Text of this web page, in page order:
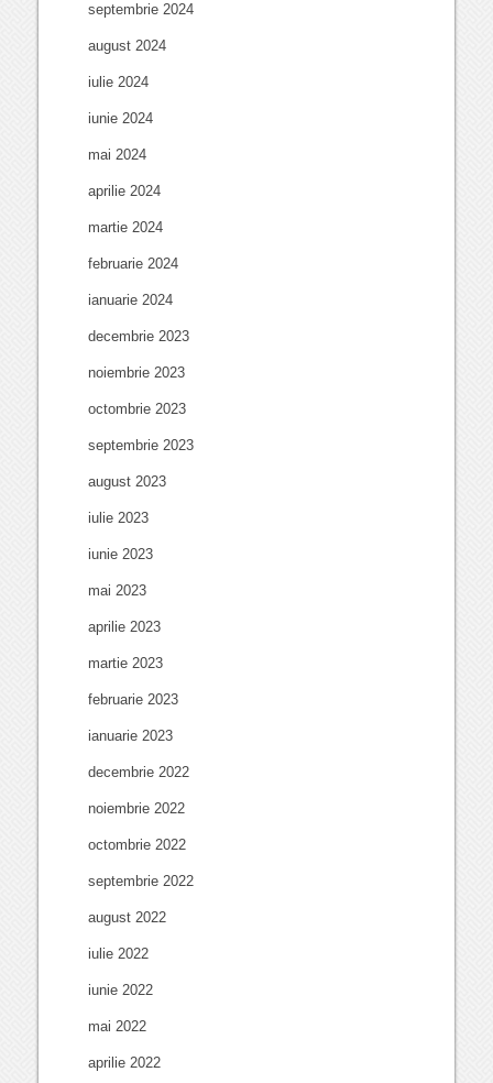
septembrie 2024
august 2024
iulie 2024
iunie 2024
mai 2024
aprilie 2024
martie 2024
februarie 2024
ianuarie 2024
decembrie 2023
noiembrie 2023
octombrie 2023
septembrie 2023
august 2023
iulie 2023
iunie 2023
mai 2023
aprilie 2023
martie 2023
februarie 2023
ianuarie 2023
decembrie 2022
noiembrie 2022
octombrie 2022
septembrie 2022
august 2022
iulie 2022
iunie 2022
mai 2022
aprilie 2022